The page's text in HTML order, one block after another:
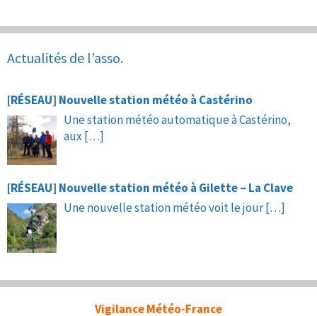
Actualités de l’asso.
[RÉSEAU] Nouvelle station météo à Castérino
Une station météo automatique à Castérino,
aux […]
[RÉSEAU] Nouvelle station météo à Gilette – La Clave
Une nouvelle station météo voit le jour[…]
Vigilance Météo-France